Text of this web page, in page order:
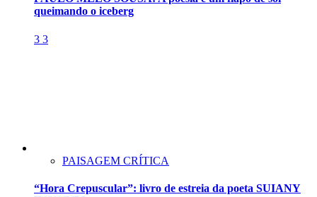
queimando o iceberg
3 3
PAISAGEM CRÍTICA
“Hora Crepuscular”: livro de estreia da poeta SUIANY